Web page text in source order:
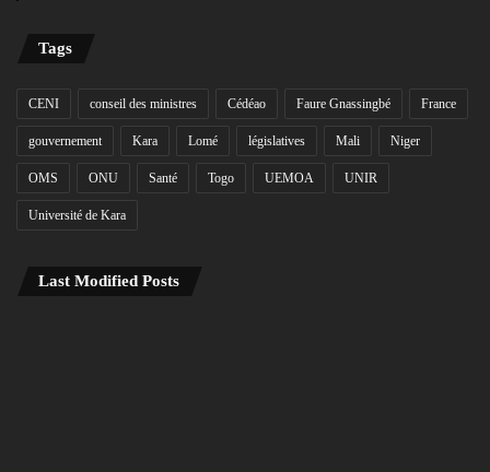
Tags
CENI conseil des ministres Cédéao Faure Gnassingbé France
gouvernement Kara Lomé législatives Mali Niger
OMS ONU Santé Togo UEMOA UNIR
Université de Kara
Last Modified Posts